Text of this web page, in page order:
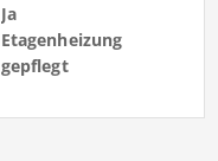
Ja
Etagenheizung
gepflegt